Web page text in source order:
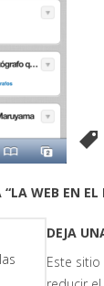
“LA WEB EN EL
DEJA
Este